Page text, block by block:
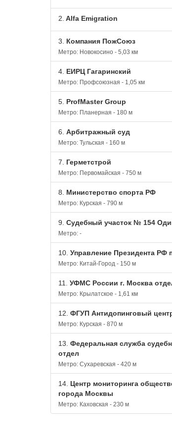
2. Alfa Emigration
3. Компания ПожСоюз
Метро: Новокосино - 5,03 км
4. ЕИРЦ Гагаринский
Метро: Профсоюзная - 1,05 км
5. ProfMaster Group
Метро: Планерная - 180 м
6. Арбитражный суд
Метро: Тульская - 160 м
7. Герметстрой
Метро: Первомайская - 750 м
8. Министерство спорта РФ
Метро: Курская - 790 м
9. Судебный участок № 154
Метро: -
10. Управление Президента РФ
Метро: Китай-Город - 150 м
11. УФМС России г. Москва
Метро: Крылатское - 1,61 км
12. ФГУП Антидопинговый
Метро: Курская - 870 м
13. Федеральная служба
отдел
Метро: Сухаревская - 420 м
14. Центр мониторинга
города Москвы
Метро: Каховская - 230 м